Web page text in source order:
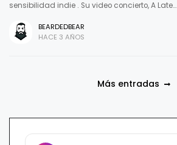
sensibilidad indie . Su video concierto, A Late…
BEARDEDBEAR
HACE 3 AÑOS
Más entradas